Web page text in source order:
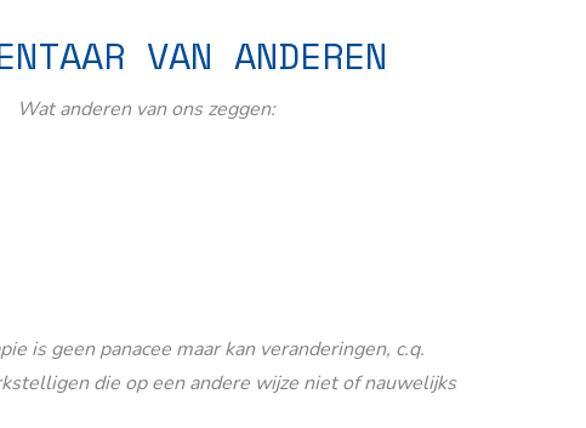
VAN ANDEREN
Wat anderen van ons zeggen:
is geen panacee maar kan veranderingen, c.q.
die op een andere wijze niet of nauwelijks